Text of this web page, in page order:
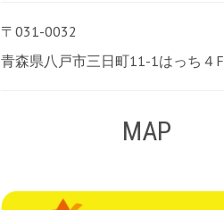
〒031-0032
青森県八戸市三日町11-1はっち４F
MAP